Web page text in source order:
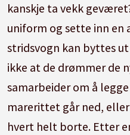
kanskje ta vekk
uniform og sette inn en
stridsvogn kan byttes
ikke at de drømmer de
samarbeider om å
marerittet går ned,
hvert helt borte. Etter